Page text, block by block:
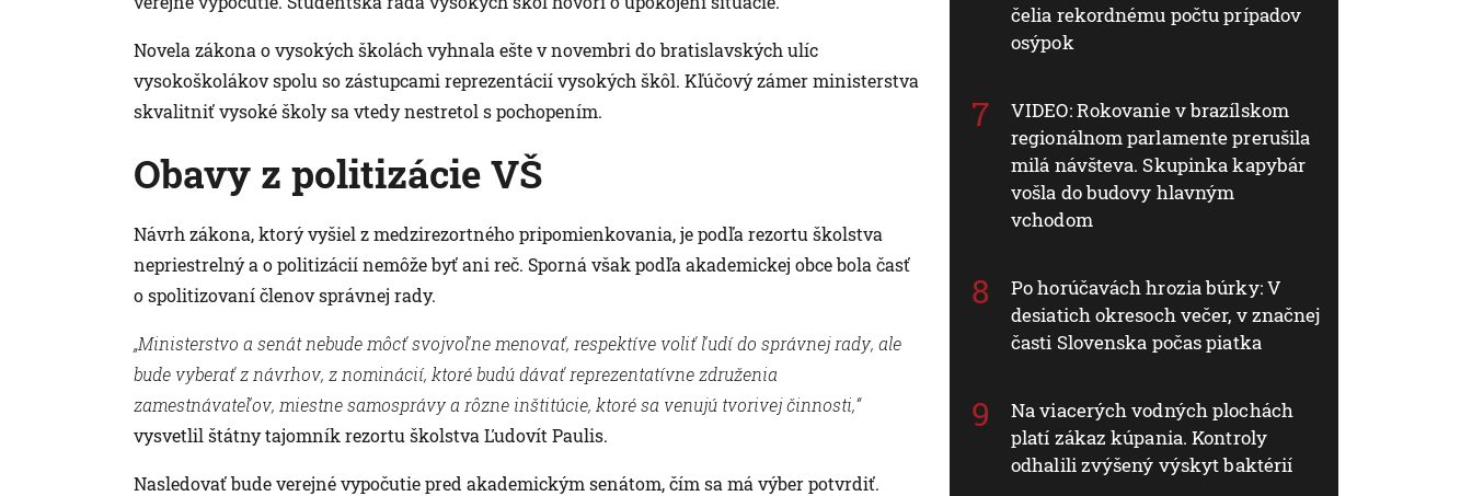
Novela zákona o vysokých školách vyhnala ešte v novembri do bratislavských ulíc
vysokoškolákov spolu so zástupcami reprezentácií vysokých škôl. Kľúčový zámer ministerstva
skvalitniť vysoké školy sa vtedy nestretol s pochopením.
Obavy z politizácie VŠ
Návrh zákona, ktorý vyšiel z medzirezortného pripomienkovania, je podľa rezortu školstva
nepriestrelný a o politizácií nemôže byť ani reč. Sporná však podľa akademickej obce bola časť
o spolitizovaní členov správnej rady.
„Ministerstvo a senát nebude môcť svojvoľne menovať, respektíve voliť ľudí do správnej rady, ale
bude vyberať z návrhov, z nominácií, ktoré budú dávať reprezentatívne združenia
zamestnávateľov, miestne samosprávy a rôzne inštitúcie, ktoré sa venujú tvorivej činnosti,“
vysvetlil štátny tajomník rezortu školstva Ľudovít Paulis.
Nasledovať bude verejné vypočutie pred akademickým senátom, čím sa má výber potvrdiť.
čelia rekordnému počtu prípadov
osýpok
VIDEO: Rokovanie v brazílskom
regionálnom parlamente prerušila
milá návšteva. Skupinka kapybár
vošla do budovy hlavným
vchodom
Po horúčavách hrozia búrky: V
desiatich okresoch večer, v značnej
časti Slovenska počas piatka
Na viacerých vodných plochách
platí zákaz kúpania. Kontroly
odhalili zvýšený výskyt baktérií